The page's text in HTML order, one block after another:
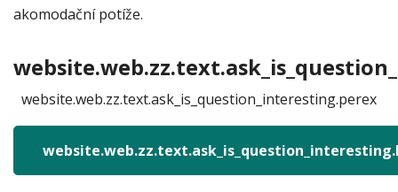
akomodační potíže.
website.web.zz.text.ask_is_question_interesting.perex